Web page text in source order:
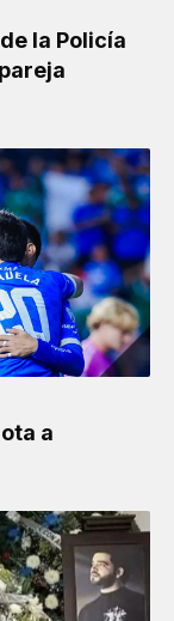
la Policía
a